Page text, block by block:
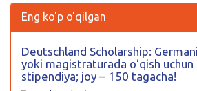
Eng ko'p o'qilgan
Deutschland Scholarship:
yoki magistraturada oʻqish
stipendiya; joy – 150 tagacha!